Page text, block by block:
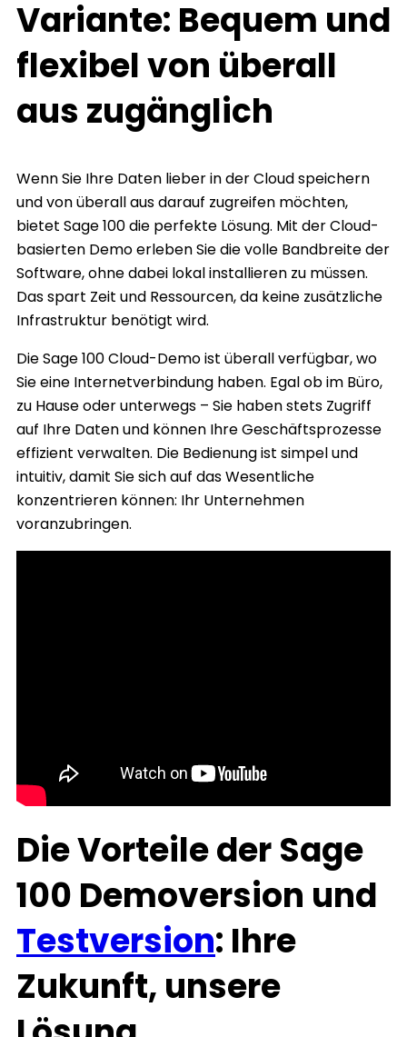
Variante: Bequem und
flexibel von überall
aus zugänglich
Wenn Sie Ihre Daten lieber in der Cloud speichern
und von überall aus darauf zugreifen möchten,
bietet Sage 100 die perfekte Lösung. Mit der Cloud-
basierten Demo erleben Sie die volle Bandbreite der
Software, ohne dabei lokal installieren zu müssen.
Das spart Zeit und Ressourcen, da keine zusätzliche
Infrastruktur benötigt wird.
Die Sage 100 Cloud-Demo ist überall verfügbar, wo
Sie eine Internetverbindung haben. Egal ob im Büro,
zu Hause oder unterwegs – Sie haben stets Zugriff
auf Ihre Daten und können Ihre Geschäftsprozesse
effizient verwalten. Die Bedienung ist simpel und
intuitiv, damit Sie sich auf das Wesentliche
konzentrieren können: Ihr Unternehmen
voranzubringen.
Die Vorteile der Sage
100 Demoversion und
Testversion: Ihre
Zukunft, unsere